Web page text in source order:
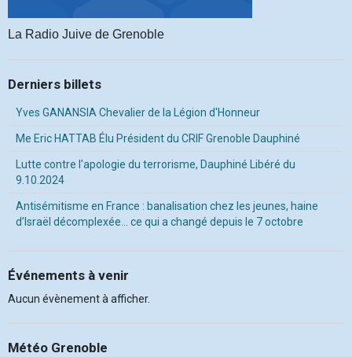
La Radio Juive de Grenoble
Derniers billets
Yves GANANSIA Chevalier de la Légion d'Honneur
Me Eric HATTAB Élu Président du CRIF Grenoble Dauphiné
Lutte contre l'apologie du terrorisme, Dauphiné Libéré du
9.10.2024
Antisémitisme en France : banalisation chez les jeunes, haine
d’Israël décomplexée… ce qui a changé depuis le 7 octobre
Événements à venir
Aucun évènement à afficher.
Météo Grenoble